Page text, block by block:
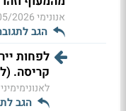
אנונימי16:04
הגב
קריסה.
לאנונימימיני
הגב